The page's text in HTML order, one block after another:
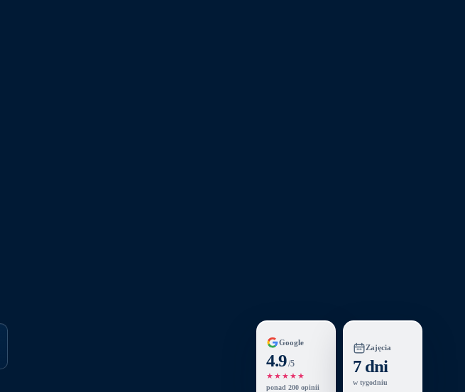
Google
4.9/5
★★★★★
ponad 200 opinii
Zajęcia
7 dni
w tygodniu